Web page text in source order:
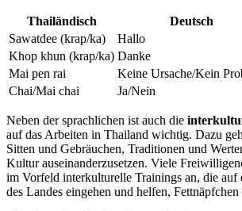
Thailändisch
Deutsch
Sawatdee (krap/ka)
Hallo
Khop khun (krap/ka) Danke
Mai pen rai
Keine Ursache/Kein
Chai/Mai chai
Ja/Nein
Neben der sprachlichen ist auch die
auf das Arbeiten in Thailand wichtig. Dazu
Sitten und Gebräuchen, Traditionen und
Kultur auseinanderzusetzen. Viele
im Vorfeld interkulturelle Trainings an, die auf
des Landes eingehen und helfen,